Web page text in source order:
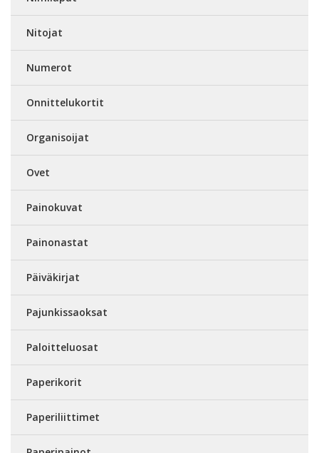
Nitojat
Numerot
Onnittelukortit
Organisoijat
Ovet
Painokuvat
Painonastat
Päiväkirjat
Pajunkissaoksat
Paloitteluosat
Paperikorit
Paperiliittimet